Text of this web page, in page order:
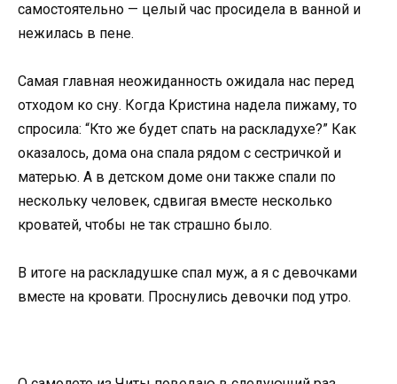
самостоятельно — целый час просидела в ванной и
нежилась в пене.
Самая главная неожиданность ожидала нас перед
отходом ко сну. Когда Кристина надела пижаму, то
спросила: “Кто же будет спать на раскладухе?” Как
оказалось, дома она спала рядом с сестричкой и
матерью. А в детском доме они также спали по
нескольку человек, сдвигая вместе несколько
кроватей, чтобы не так страшно было.
В итоге на раскладушке спал муж, а я с девочками
вместе на кровати. Проснулись девочки под утро.